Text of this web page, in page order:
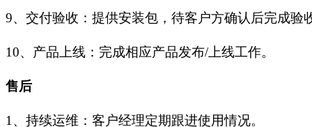
9、交付验收：提供安装包，待客户方确认后完成验
10、产品上线：完成相应产品发布/上线工作。
售后
1、持续运维：客户经理定期跟进使用情况。